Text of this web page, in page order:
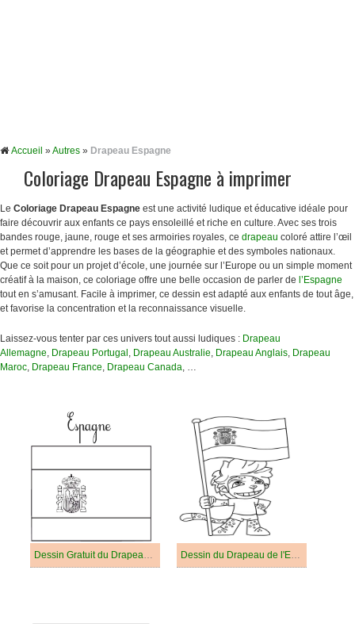
Accueil »Autres » Drapeau Espagne
Coloriage Drapeau Espagne à imprimer
Le Coloriage Drapeau Espagne est une activité ludique et éducative idéale pour
faire découvrir aux enfants ce pays ensoleillé et riche en culture. Avec ses trois
bandes rouge, jaune, rouge et ses armoiries royales, ce drapeau coloré attire l’œil
et permet d’apprendre les bases de la géographie et des symboles nationaux.
Que ce soit pour un projet d’école, une journée sur l’Europe ou un simple moment
créatif à la maison, ce coloriage offre une belle occasion de parler de l’Espagne
tout en s’amusant. Facile à imprimer, ce dessin est adapté aux enfants de tout âge,
et favorise la concentration et la reconnaissance visuelle.
Laissez-vous tenter par ces univers tout aussi ludiques : Drapeau
Allemagne, Drapeau Portugal , Drapeau Australie, Drapeau Anglais, Drapeau
Maroc, Drapeau France, Drapeau Canada, …
Dessin Gratuit du Drapeau de l'Espagne Dessin du Drapeau de l'Espagne Gratuit